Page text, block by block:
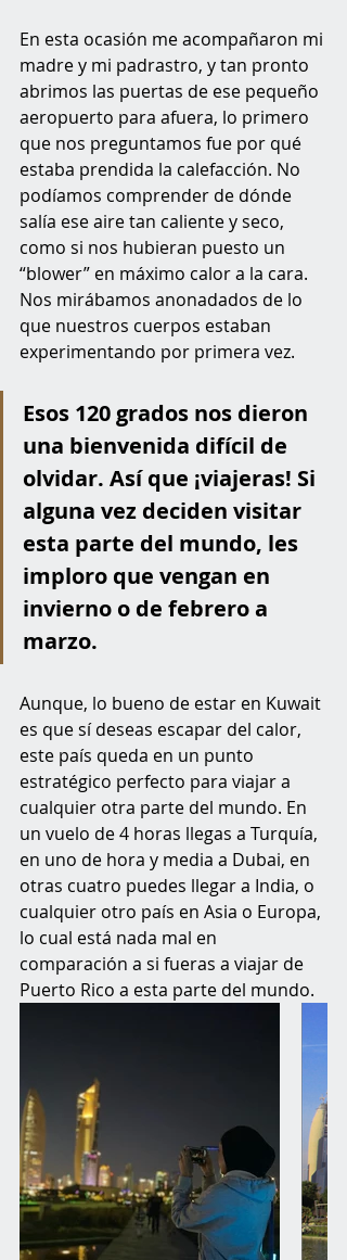
En esta ocasión me acompañaron mi
madre y mi padrastro, y tan pronto
abrimos las puertas de ese pequeño
aeropuerto para afuera, lo primero
que nos preguntamos fue por qué
estaba prendida la calefacción. No
podíamos comprender de dónde
salía ese aire tan caliente y seco,
como si nos hubieran puesto un
“blower” en máximo calor a la cara.
Nos mirábamos anonadados de lo
que nuestros cuerpos estaban
experimentando por primera vez.
Esos 120 grados nos dieron
una bienvenida difícil de
olvidar. Así que ¡viajeras! Si
alguna vez deciden visitar
esta parte del mundo, les
imploro que vengan en
invierno o de febrero a
marzo.
Aunque, lo bueno de estar en Kuwait
es que sí deseas escapar del calor,
este país queda en un punto
estratégico perfecto para viajar a
cualquier otra parte del mundo. En
un vuelo de 4 horas llegas a Turquía,
en uno de hora y media a Dubai, en
otras cuatro puedes llegar a India, o
cualquier otro país en Asia o Europa,
lo cual está nada mal en
comparación a si fueras a viajar de
Puerto Rico a esta parte del mundo.